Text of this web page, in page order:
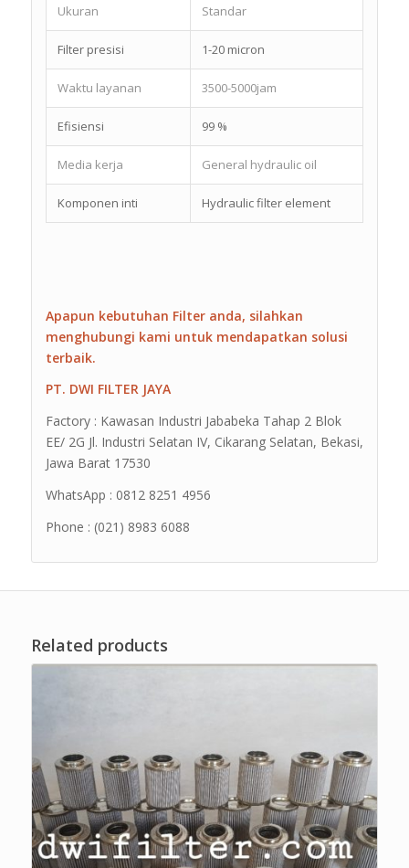
Ukuran Standar
Filter presisi 1-20 micron
Waktu layanan 3500-5000jam
Efisiensi 99 %
Media kerja General hydraulic oil
Komponen inti Hydraulic filter element
Apapun kebutuhan Filter anda, silahkan
menghubungi kami untuk mendapatkan solusi
terbaik.
PT. DWI FILTER JAYA
Factory : Kawasan Industri Jababeka Tahap 2 Blok
EE/ 2G Jl. Industri Selatan IV, Cikarang Selatan, Bekasi,
Jawa Barat 17530
WhatsApp : 0812 8251 4956
Phone : (021) 8983 6088
Related products